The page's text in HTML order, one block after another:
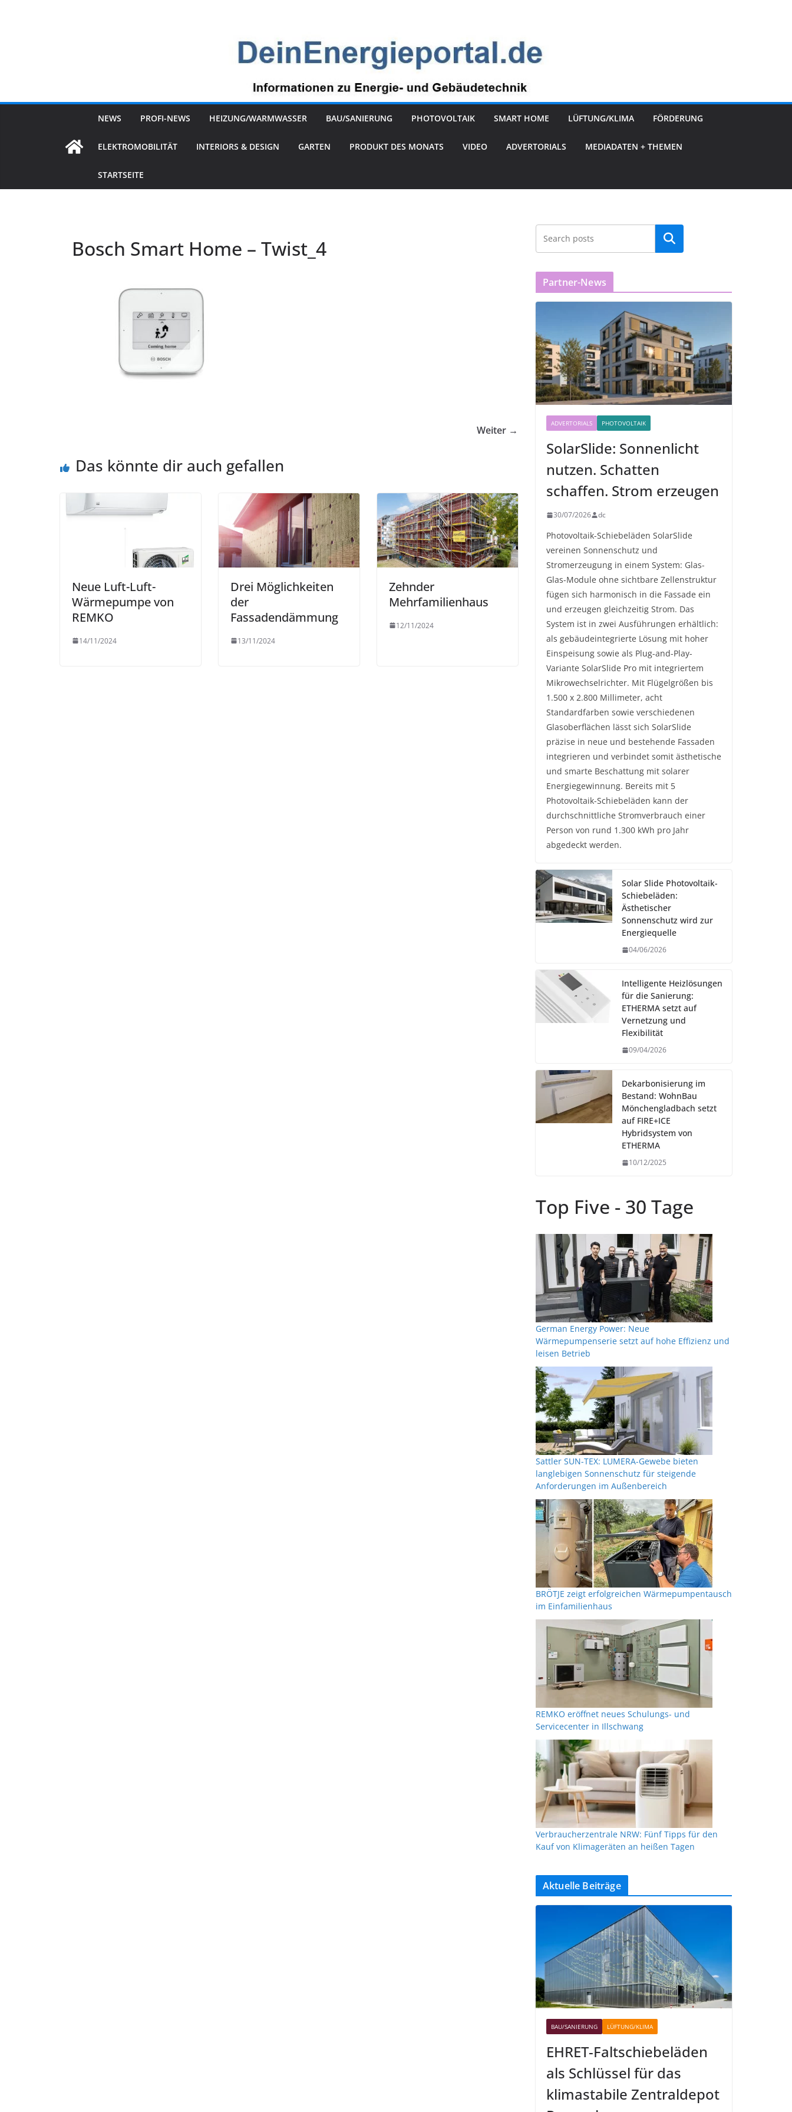
NEWS PROFI-NEWS HEIZUNG/WARMWASSER BAU/SANIERUNG PHOTOVOLTAIK SMART HOME LÜFTUNG/KLIMA FÖRDERUNG
ELEKTROMOBILITÄT INTERIORS & DESIGN GARTEN PRODUKT DES MONATS VIDEO ADVERTORIALS MEDIADATEN + THEMEN
STARTSEITE
Bosch Smart Home – Twist_4
Weiter →
Das könnte dir auch gefallen
Neue Luft-Luft-
Wärmepumpe von
REMKO
14/11/2024
Drei Möglichkeiten
der
Fassadendämmung
13/11/2024
Zehnder
Mehrfamilienhaus
12/11/2024
Partner-News
ADVERTORIALS PHOTOVOLTAIK
SolarSlide: Sonnenlicht
nutzen. Schatten
schaffen. Strom erzeugen
30/07/2026 dc
Photovoltaik-Schiebeläden SolarSlide
vereinen Sonnenschutz und
Stromerzeugung in einem System: Glas-
Glas-Module ohne sichtbare Zellenstruktur
fügen sich harmonisch in die Fassade ein
und erzeugen gleichzeitig Strom. Das
System ist in zwei Ausführungen erhältlich:
als gebäudeintegrierte Lösung mit hoher
Einspeisung sowie als Plug-and-Play-
Variante SolarSlide Pro mit integriertem
Mikrowechselrichter. Mit Flügelgrößen bis
1.500 x 2.800 Millimeter, acht
Standardfarben sowie verschiedenen
Glasoberflächen lässt sich SolarSlide
präzise in neue und bestehende Fassaden
integrieren und verbindet somit ästhetische
und smarte Beschattung mit solarer
Energiegewinnung. Bereits mit 5
Photovoltaik-Schiebeläden kann der
durchschnittliche Stromverbrauch einer
Person von rund 1.300 kWh pro Jahr
abgedeckt werden.
Solar Slide Photovoltaik-
Schiebeläden:
Ästhetischer
Sonnenschutz wird zur
Energiequelle
04/06/2026
Intelligente Heizlösungen
für die Sanierung:
ETHERMA setzt auf
Vernetzung und
Flexibilität
09/04/2026
Dekarbonisierung im
Bestand: WohnBau
Mönchengladbach setzt
auf FIRE+ICE
Hybridsystem von
ETHERMA
10/12/2025
Top Five - 30 Tage
German Energy Power: Neue
Wärmepumpenserie setzt auf hohe Effizienz und
leisen Betrieb
Sattler SUN-TEX: LUMERA-Gewebe bieten
langlebigen Sonnenschutz für steigende
Anforderungen im Außenbereich
BRÖTJE zeigt erfolgreichen Wärmepumpentausch
im Einfamilienhaus
REMKO eröffnet neues Schulungs- und
Servicecenter in Illschwang
Verbraucherzentrale NRW: Fünf Tipps für den
Kauf von Klimageräten an heißen Tagen
Aktuelle Beiträge
BAU/SANIERUNG LÜFTUNG/KLIMA
EHRET-Faltschiebeläden
als Schlüssel für das
klimastabile Zentraldepot